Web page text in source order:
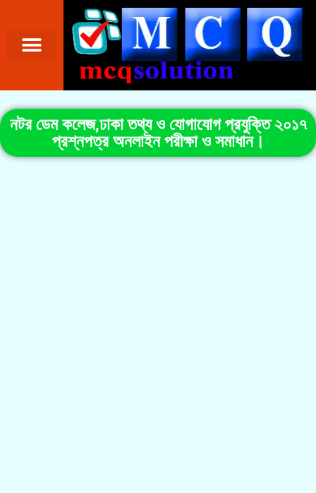
নটর ডেম কলেজ,ঢাকা তথ্য ও যোগাযোগ প্রযুক্তি ২০১৭
প্রশ্নপত্র অনলাইন পরীক্ষা ও সমাধান।